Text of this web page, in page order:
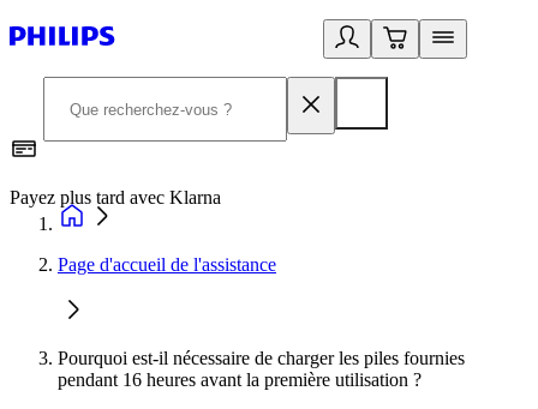
Payez plus tard avec Klarna
Page d'accueil de l'assistance
Pourquoi est-il nécessaire de charger les piles fournies
pendant 16 heures avant la première utilisation ?